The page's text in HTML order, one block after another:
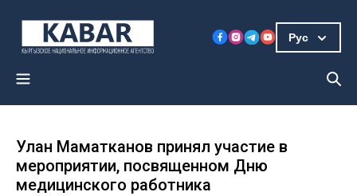
Рус
Улан Маматканов принял участие в
мероприятии, посвященном Дню
медицинского работника